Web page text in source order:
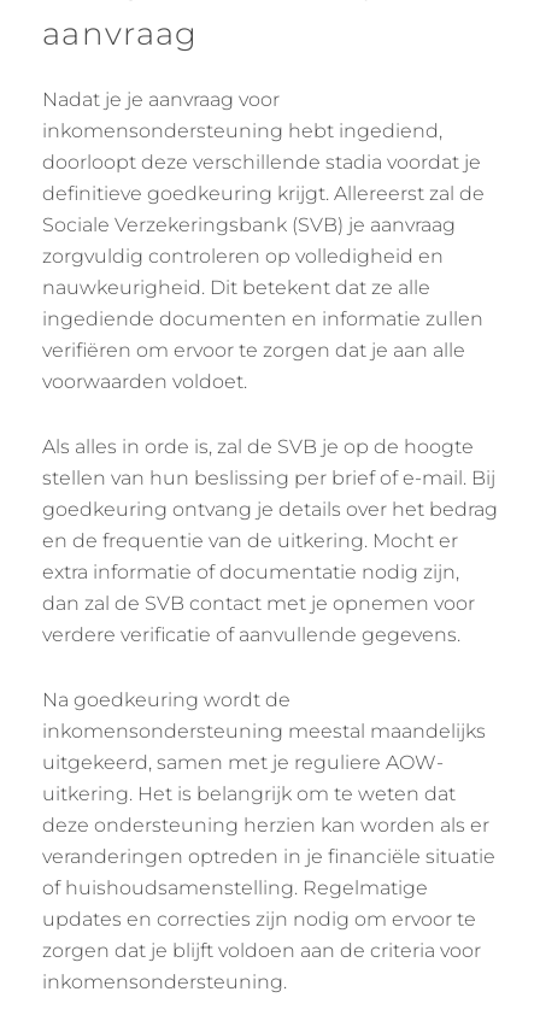
aanvraag
Nadat je je aanvraag voor
inkomensondersteuning hebt ingediend,
doorloopt deze verschillende stadia voordat je
definitieve goedkeuring krijgt. Allereerst zal de
Sociale Verzekeringsbank (SVB) je aanvraag
zorgvuldig controleren op volledigheid en
nauwkeurigheid. Dit betekent dat ze alle
ingediende documenten en informatie zullen
verifiëren om ervoor te zorgen dat je aan alle
voorwaarden voldoet.
Als alles in orde is, zal de SVB je op de hoogte
stellen van hun beslissing per brief of e-mail. Bij
goedkeuring ontvang je details over het bedrag
en de frequentie van de uitkering. Mocht er
extra informatie of documentatie nodig zijn,
dan zal de SVB contact met je opnemen voor
verdere verificatie of aanvullende gegevens.
Na goedkeuring wordt de
inkomensondersteuning meestal maandelijks
uitgekeerd, samen met je reguliere AOW-
uitkering. Het is belangrijk om te weten dat
deze ondersteuning herzien kan worden als er
veranderingen optreden in je financiële situatie
of huishoudsamenstelling. Regelmatige
updates en correcties zijn nodig om ervoor te
zorgen dat je blijft voldoen aan de criteria voor
inkomensondersteuning.